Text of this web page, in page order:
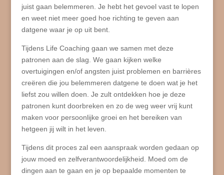
juist gaan belemmeren. Je hebt het gevoel vast te lopen
en weet niet meer goed hoe richting te geven aan
datgene waar je op uit bent.
Tijdens Life Coaching gaan we samen met deze
patronen aan de slag. We gaan kijken welke
overtuigingen en/of angsten juist problemen en barrières
creëren die jou belemmeren datgene te doen wat je het
liefst zou willen doen. Je zult ontdekken hoe je deze
patronen kunt doorbreken en zo de weg weer vrij kunt
maken voor persoonlijke groei en het bereiken van
hetgeen jij wilt in het leven.
Tijdens dit proces zal een aanspraak worden gedaan op
jouw moed en zelfverantwoordelijkheid. Moed om de
dingen aan te gaan en je op bepaalde momenten te